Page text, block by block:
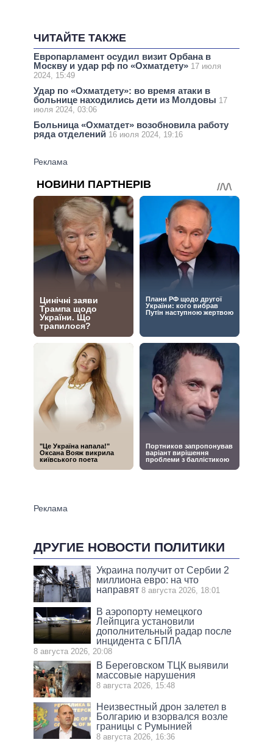
ЧИТАЙТЕ ТАКЖЕ
Европарламент осудил визит Орбана в
Москву и удар рф по «Охматдету» 17 июля
2024, 15:49
Удар по «Охматдету»: во время атаки в
больнице находились дети из Молдовы 17
июля 2024, 03:06
Больница «Охматдет» возобновила работу
ряда отделений 16 июля 2024, 19:16
ДРУГИЕ НОВОСТИ ПОЛИТИКИ
Украина получит от Сербии 2
миллиона евро: на что
направят 8 августа 2026, 18:01
В аэропорту немецкого
Лейпцига установили
дополнительный радар после
инцидента с БПЛА
8 августа 2026, 20:08
В Береговском ТЦК выявили
массовые нарушения
8 августа 2026, 15:48
Неизвестный дрон залетел в
Болгарию и взорвался возле
границы с Румынией
8 августа 2026, 16:36